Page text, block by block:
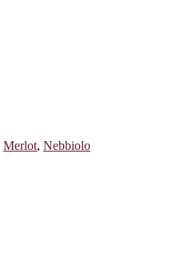
Merlot, Nebbiolo